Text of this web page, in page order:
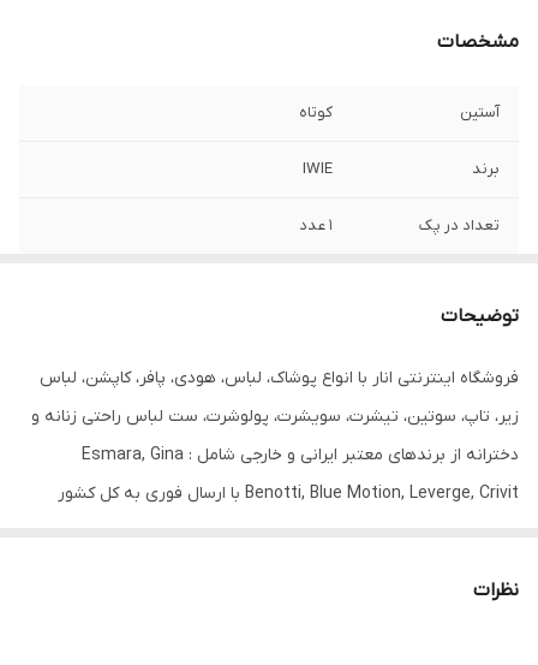
مشخصات
آستین کوتاه
برند IWIE
تعداد در پک 1 عدد
دارد
مورد استفاده روزانه
گرد گرهی در شانه راست
توضیحات
فروشگاه اینترنتی انار با انواع پوشاک، لباس، هودی، پافر، کاپشن، لباس
زیر، تاپ، سوتین، تیشرت، سویشرت، پولوشرت، ست لباس راحتی زنانه و
دخترانه از برندهای معتبر ایرانی و خارجی شامل : Esmara, Gina
Benotti, Blue Motion, Leverge, Crivit با ارسال فوری به کل کشور
نظرات